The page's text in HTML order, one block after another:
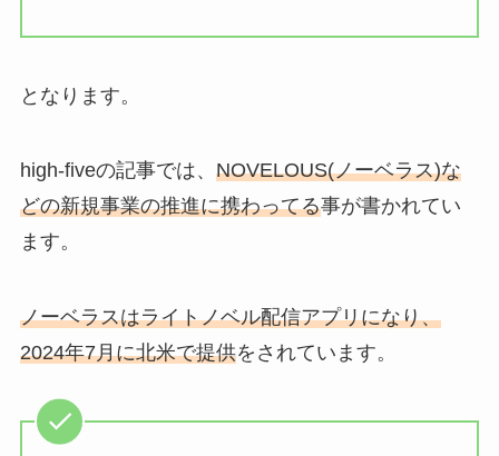
となります。
high-fiveの記事では、 NOVELOUS(ノーベラス)な
どの新規事業の推進に携わってる事が書かれてい
ます。
ノーベラスはライトノベル配信アプリになり、
2024年7月に北米で提供をされています。